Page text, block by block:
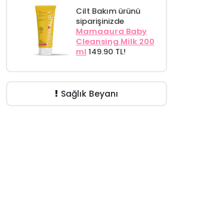
Cilt Bakım ürünü
siparişinizde
Mamaaura Baby
Cleansing Milk 200
ml 149.90 TL!
Sağlık Beyanı